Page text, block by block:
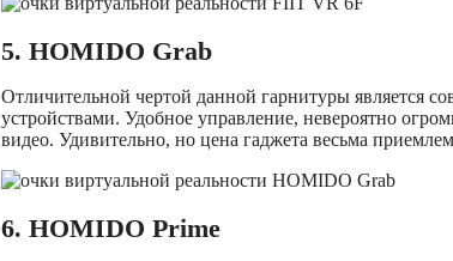
5. HOMIDO Grab
Отличительной чертой данной гарнитуры является
устройствами. Удобное управление, невероятно
видео. Удивительно, но цена гаджета весьма
6. HOMIDO Prime